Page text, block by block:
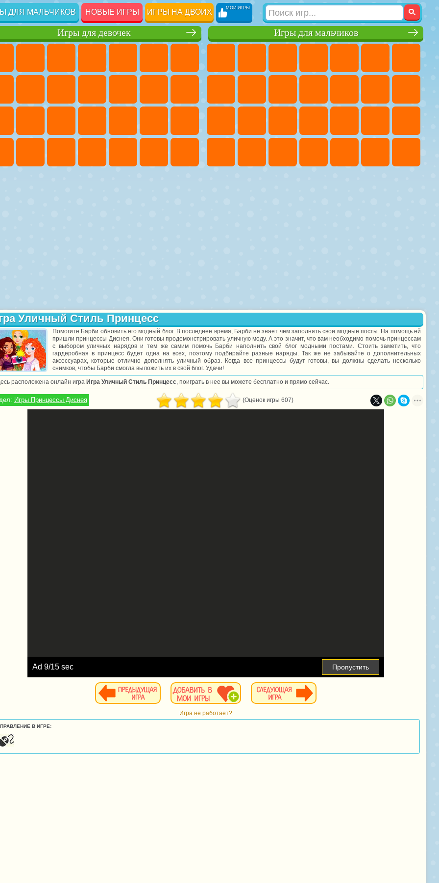
ДЛЯ МАЛЬЧИКОВ НОВЫЕ ИГРЫ ИГРЫ НА ДВОИХ МОИ ИГРЫ
Игры для мальчиков
Игры для девочек
Уличный Стиль Принцесс
Помогите Барби обновить его модный блог. В последнее время, Барби не знает чем заполнять свои модные посты. На помощь ей
пришли принцессы Диснея. Они готовы продемонстрировать уличную моду. А это значит, что вам необходимо помочь принцессам
с выбором уличных нарядов и тем же самим помочь Барби наполнить свой блог модными постами. Стоить заметить, что
гардеробная в принцесс будет одна на всех, поэтому подбирайте разные наряды. Так же не забывайте о дополнительных
аксессуарах, которые отлично дополнять уличный образ. Когда все принцессы будут готовы, вы должны сделать несколько
снимков, чтобы Барби смогла выложить их в свой блог. Удачи!
расположена онлайн игра Игра Уличный Стиль Принцесс, поиграть в нее вы можете бесплатно и прямо сейчас.
Игры Принцессы Диснея (Оценок игры 607)
Ad 10/15 sec Пропустить
Игра не работает?
В ИГРЕ: